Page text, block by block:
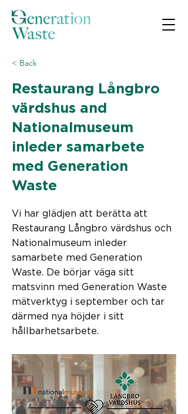
< Back
Restaurang Långbro
värdshus and
Nationalmuseum
inleder samarbete
med Generation
Waste
Vi har glädjen att berätta att
Restaurang Långbro värdshus och
Nationalmuseum inleder
samarbete med Generation
Waste. De börjar väga sitt
matsvinn med Generation Waste
mätverktyg i september och tar
därmed nya höjder i sitt
hållbarhetsarbete.